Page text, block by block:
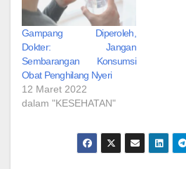
Gampang Diperoleh,
Dokter: Jangan
Sembarangan Konsumsi
Obat Penghilang Nyeri
12 Maret 2022
dalam "KESEHATAN"